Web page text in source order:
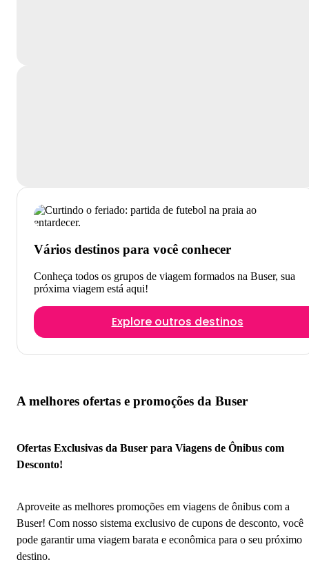
Vários destinos para você conhecer
Conheça todos os grupos de viagem formados na Buser, sua
próxima viagem está aqui!
Explore outros destinos
A melhores ofertas e promoções da Buser
Ofertas Exclusivas da Buser para Viagens de Ônibus com
Desconto!
Aproveite as melhores promoções em viagens de ônibus com a
Buser! Com nosso sistema exclusivo de cupons de desconto, você
pode garantir uma viagem barata e econômica para o seu próximo
destino.